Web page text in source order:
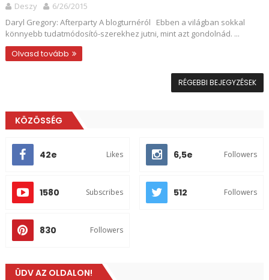
Deszy
6/26/2015
Daryl Gregory: Afterparty A blogturnéról Ebben a világban sokkal
könnyebb tudatmódosító-szerekhez jutni, mint azt gondolnád. ...
Olvasd tovább
RÉGEBBI BEJEGYZÉSEK
KÖZÖSSÉG
42e Likes 6,5e Followers
1580 Subscribes 512 Followers
830 Followers
ÜDV AZ OLDALON!